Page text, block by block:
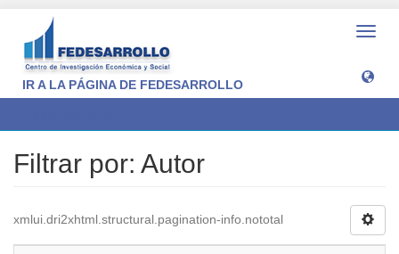
IR A LA PÁGINA DE FEDESARROLLO
Filtrar por: Autor
xmlui.dri2xhtml.structural.pagination-info.nototal